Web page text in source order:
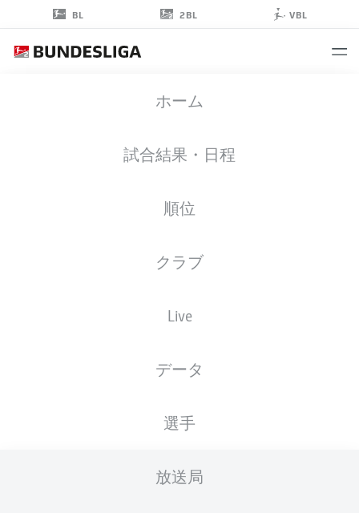
BL 2BL VBL
ホーム
試合結果・日程
順位
クラブ
Live
データ
選手
放送局
19.06.2000